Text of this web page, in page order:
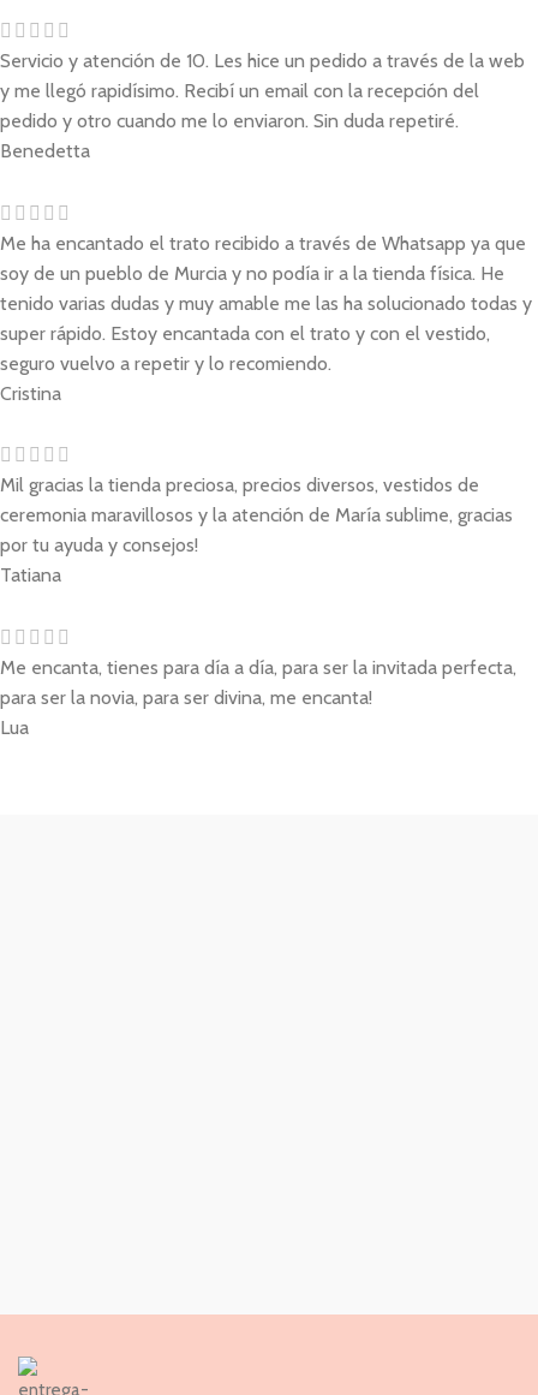
Servicio y atención de 10. Les hice un pedido a través de la web
y me llegó rapidísimo. Recibí un email con la recepción del
pedido y otro cuando me lo enviaron. Sin duda repetiré.
Benedetta
Me ha encantado el trato recibido a través de Whatsapp ya que
soy de un pueblo de Murcia y no podía ir a la tienda física. He
tenido varias dudas y muy amable me las ha solucionado todas y
super rápido. Estoy encantada con el trato y con el vestido,
seguro vuelvo a repetir y lo recomiendo.
Cristina
Mil gracias la tienda preciosa, precios diversos, vestidos de
ceremonia maravillosos y la atención de María sublime, gracias
por tu ayuda y consejos!
Tatiana
Me encanta, tienes para día a día, para ser la invitada perfecta,
para ser la novia, para ser divina, me encanta!
Lua